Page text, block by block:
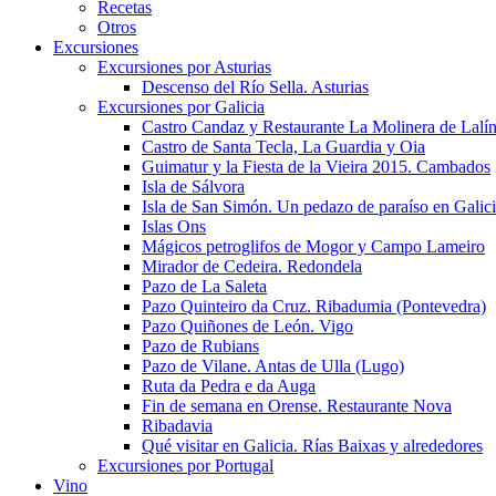
Recetas
Otros
Excursiones
Excursiones por Asturias
Descenso del Río Sella. Asturias
Excursiones por Galicia
Castro Candaz y Restaurante La Molinera de Lalín
Castro de Santa Tecla, La Guardia y Oia
Guimatur y la Fiesta de la Vieira 2015. Cambados
Isla de Sálvora
Isla de San Simón. Un pedazo de paraíso en
Islas Ons
Mágicos petroglifos de Mogor y Campo Lameiro
Mirador de Cedeira. Redondela
Pazo de La Saleta
Pazo Quinteiro da Cruz. Ribadumia (Pontevedra)
Pazo Quiñones de León. Vigo
Pazo de Rubians
Pazo de Vilane. Antas de Ulla (Lugo)
Ruta da Pedra e da Auga
Fin de semana en Orense. Restaurante Nova
Ribadavia
Qué visitar en Galicia. Rías Baixas y alrededores
Excursiones por Portugal
Vino